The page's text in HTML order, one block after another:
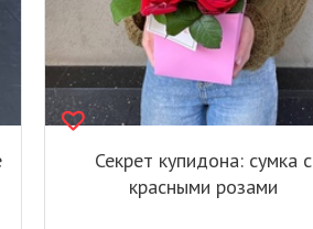
Секрет купидона: сумка с
красными розами